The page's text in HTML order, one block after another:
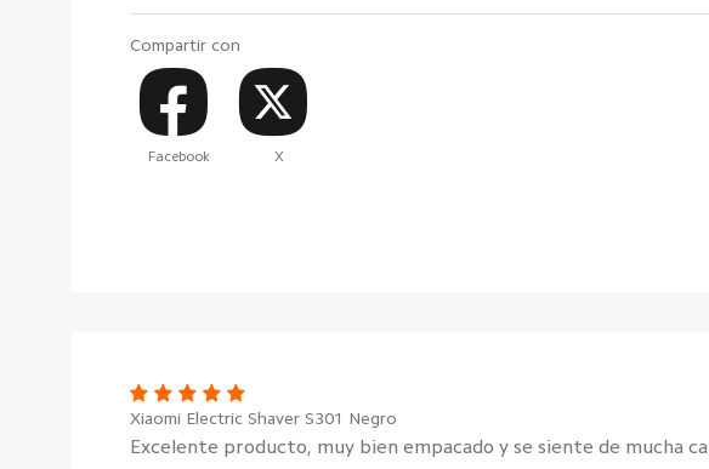
Compartir con
Facebook X
Xiaomi Electric Shaver S301 Negro
Excelente producto, muy bien empacado y se siente de mucha